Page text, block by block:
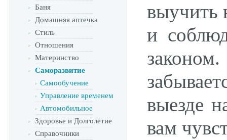
Баня
Домашняя аптечка
Стиль
Отношения
Материнство
Саморазвитие
Самообучение
Управление временем
Автомобильное
Здоровье и Долголетие
Справочники
выучить
и
выезде
вам